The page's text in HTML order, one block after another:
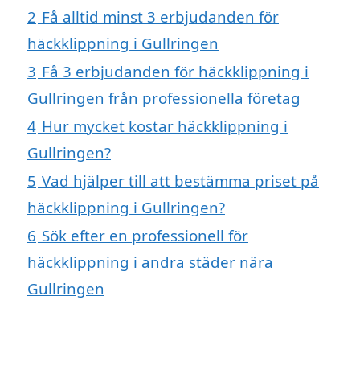
2 Få alltid minst 3 erbjudanden för
häckklippning i Gullringen
3 Få 3 erbjudanden för häckklippning i
Gullringen från professionella företag
4 Hur mycket kostar häckklippning i
Gullringen?
5 Vad hjälper till att bestämma priset på
häckklippning i Gullringen?
6 Sök efter en professionell för
häckklippning i andra städer nära
Gullringen